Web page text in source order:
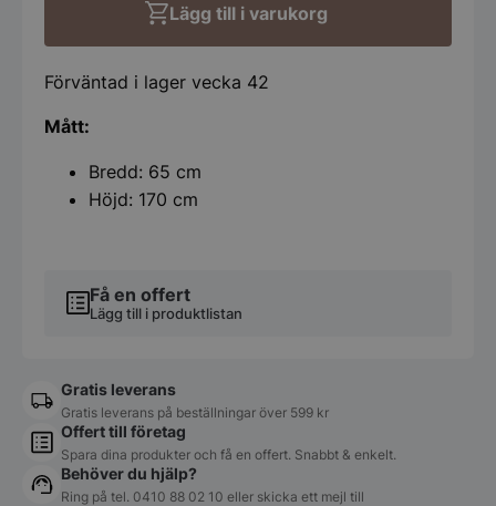
Få en offert
Lägg till i produktlistan
Lägg till i varukorg
Förväntad i lager vecka 42
Mått:
Bredd: 65 cm
Höjd: 170 cm
Gratis leverans
Gratis leverans på beställningar över 599 kr
Offert till företag
Spara dina produkter och få en offert. Snabbt & enkelt.
Behöver du hjälp?
Ring på tel. 0410 88 02 10 eller skicka ett mejl till